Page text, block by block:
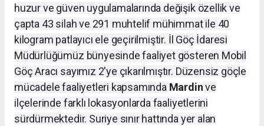
huzur ve güven uygulamalarında değişik özellik ve
çapta 43 silah ve 291 muhtelif mühimmat ile 40
kilogram patlayıcı ele geçirilmiştir. İl Göç İdaresi
Müdürlüğümüz bünyesinde faaliyet gösteren Mobil
Göç Aracı sayımız 2'ye çıkarılmıştır. Düzensiz göçle
mücadele faaliyetleri kapsamında Mardinve
ilçelerinde farklı lokasyonlarda faaliyetlerini
sürdürmektedir. Suriye sınır hattında yer alan